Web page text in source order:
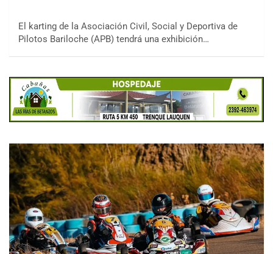
El karting de la Asociación Civil, Social y Deportiva de
Pilotos Bariloche (APB) tendrá una exhibición…